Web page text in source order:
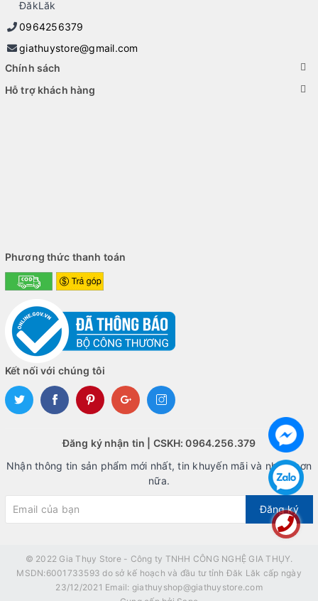
ĐăkLăk
0964256379
giathuystore@gmail.com
Chính sách
Hỗ trợ khách hàng
Phương thức thanh toán
Kết nối với chúng tôi
Đăng ký nhận tin | CSKH: 0964.256.379
Nhận thông tin sản phẩm mới nhất, tin khuyến mãi và nhiều hơn
nữa.
Đăng ký
© 2022 Gia Thụy Store - Công ty TNHH CÔNG NGHỆ GIA THỤY.
MSDN:6001733593 do sở kế hoạch và đầu tư tỉnh Đăk Lăk cấp ngày
23/12/2021 Email: giathuyshop@giathuystore.com